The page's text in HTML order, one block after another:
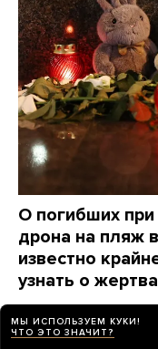
О погибших при
дрона на пляж
известно
узнать о
МЫ ИСПОЛЬЗУЕМ КУКИ!
ЧТО ЭТО ЗНАЧИТ?